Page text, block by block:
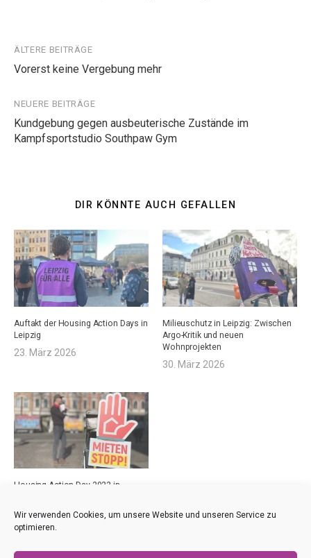
Wir verwenden Cookies, um unsere Website und unseren Service zu
optimieren.
Beitragsnavigation
ÄLTERE BEITRÄGE
Vorerst keine Vergebung mehr
NEUERE BEITRÄGE
Kundgebung gegen ausbeuterische Zustände im
Kampfsportstudio Southpaw Gym
DIR KÖNNTE AUCH GEFALLEN
Auftakt der Housing Action Days in
Leipzig
23. März 2026
Milieuschutz in Leipzig: Zwischen
Argo-Kritik und neuen
Wohnprojekten
30. März 2026
Housing Action Day 2022 in
26. März 2022